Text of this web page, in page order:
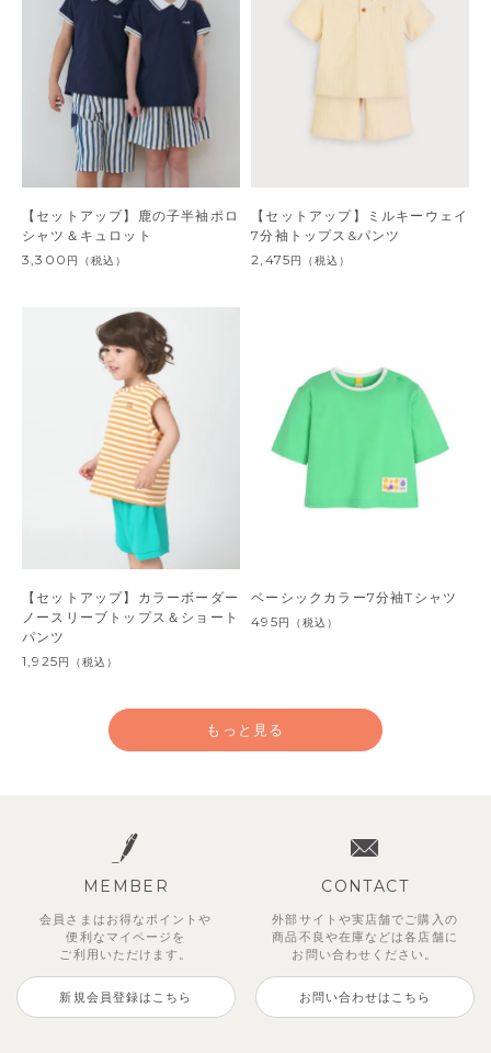
【セットアップ】鹿の子半袖ポロ
シャツ＆キュロット
3,300 円 （税込）
【セットアップ】ミルキーウェイ
7分袖トップス&パンツ
2,475円 （税込）
【セットアップ】カラーボーダー
ノースリーブトップス＆ショート
パンツ
1,925円 （税込）
ベーシックカラー7分袖Tシャツ
495円 （税込）
もっと見る
MEMBER
会員さまはお得なポイントや
便利な マイページを
ご利用いただけます。
新規会員登録はこちら
CONTACT
外部サイトや実店舗でご購入の
商品不良や在庫などは各店舗に
お問い合わせください。
お問い合わせはこちら